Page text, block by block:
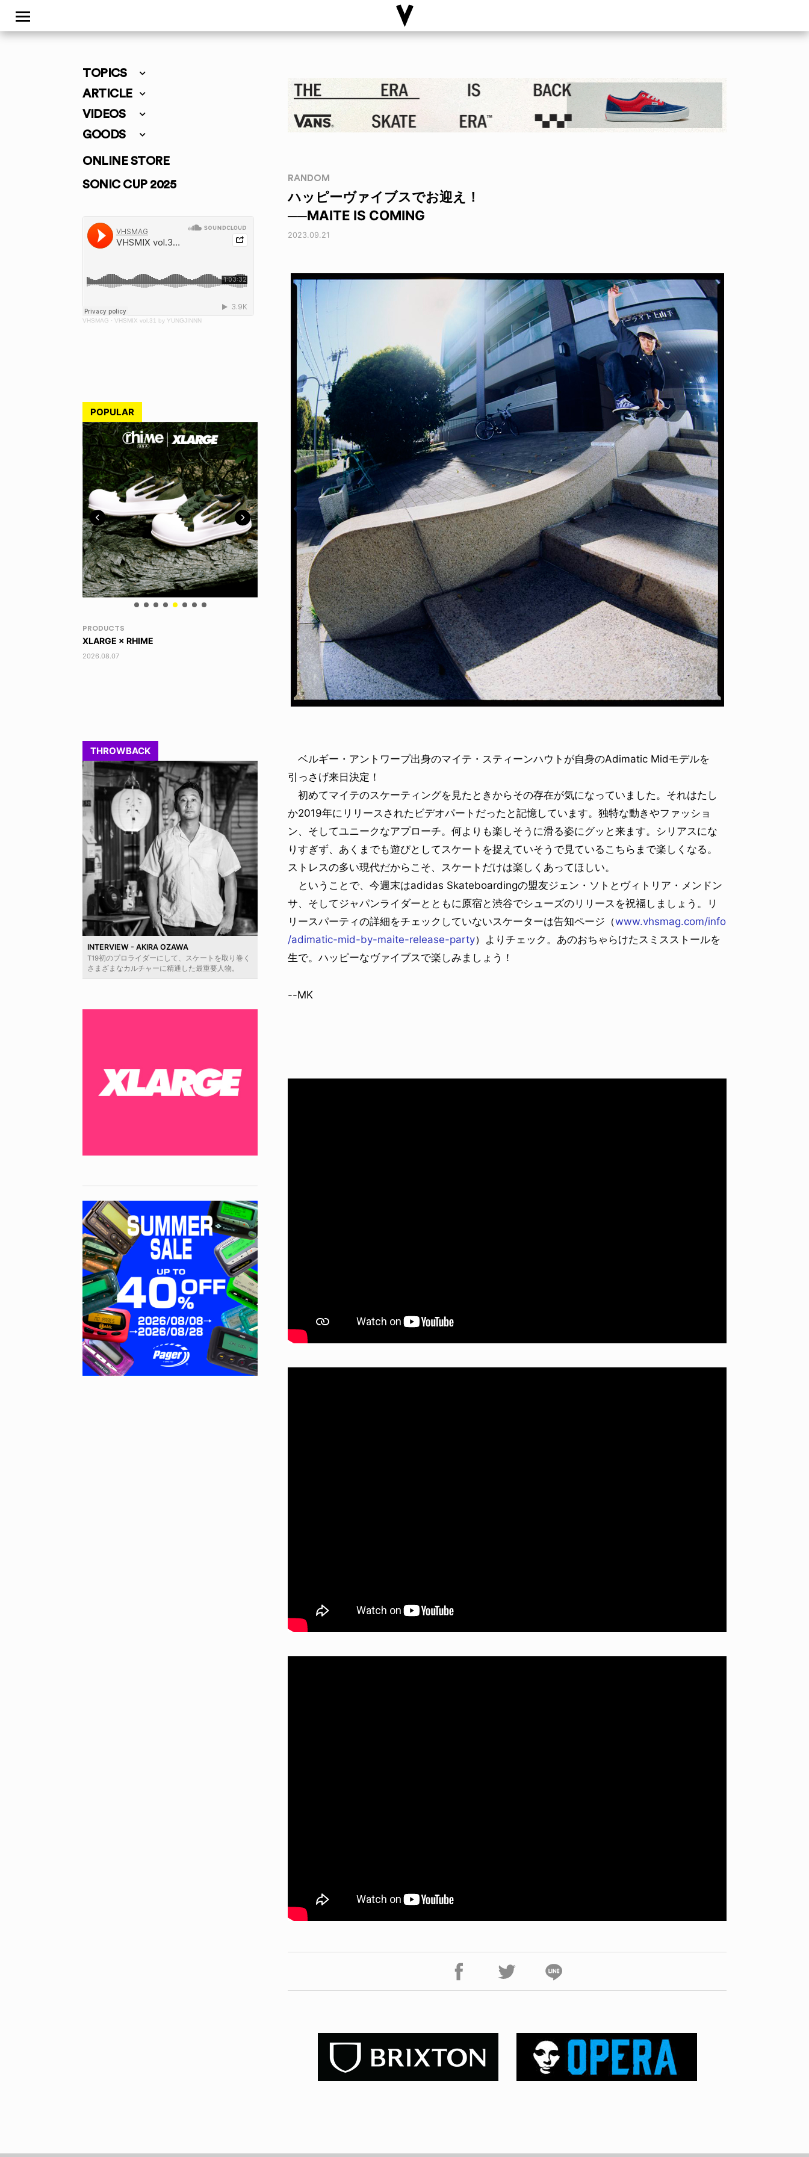
TOPICS
ARTICLE
VIDEOS
GOODS
ONLINE STORE
SONIC CUP 2025
VHSMAG · VHSMIX vol.31 by YUNGJINNN
POPULAR
VOICE OF FREEDOM
AKIRA OZAWA / 尾澤 彰
2021.09.02
DINOSAUR JR.
NEWS
TOBY RYAN - PRO FOR REAL
2026.08.08
VOICE OF FREEDOM
TONY ALVA (ENGLISH)
2026.08.07
THROWBACK
INTERVIEW - AKIRA OZAWA
T19初のプロライダーにして、スケートを取り巻く
さまざまなカルチャーに精通した最重要人物。
RANDOM
ハッピーヴァイブスでお迎え！
──MAITE IS COMING
2023.09.21
ベルギー・アントワープ出身のマイテ・スティーンハウトが自身のAdimatic Midモデルを
引っさげ来日決定！
初めてマイテのスケーティングを見たときからその存在が気になっていました。それはたし
か2019年にリリースされたビデオパートだったと記憶しています。独特な動きやファッショ
ン、そしてユニークなアプローチ。何よりも楽しそうに滑る姿にグッと来ます。シリアスにな
りすぎず、あくまでも遊びとしてスケートを捉えていそうで見ているこちらまで楽しくなる。
ストレスの多い現代だからこそ、スケートだけは楽しくあってほしい。
ということで、今週末はadidas Skateboardingの盟友ジェン・ソトとヴィトリア・メンドン
サ、そしてジャパンライダーとともに原宿と渋谷でシューズのリリースを祝福しましょう。リ
リースパーティの詳細をチェックしていないスケーターは告知ページ（www.vhsmag.com/info
/adimatic-mid-by-maite-release-party）よりチェック。あのおちゃらけたスミスストールを
生で。ハッピーなヴァイブスで楽しみましょう！
--MK